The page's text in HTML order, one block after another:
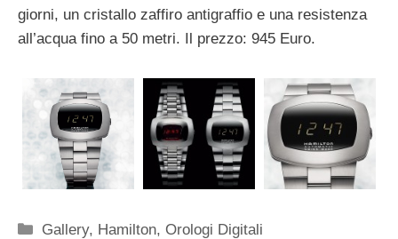
giorni, un cristallo zaffiro antigraffio e una resistenza
all’acqua fino a 50 metri. Il prezzo: 945 Euro.
Categorie
Gallery, Hamilton,Orologi Digitali